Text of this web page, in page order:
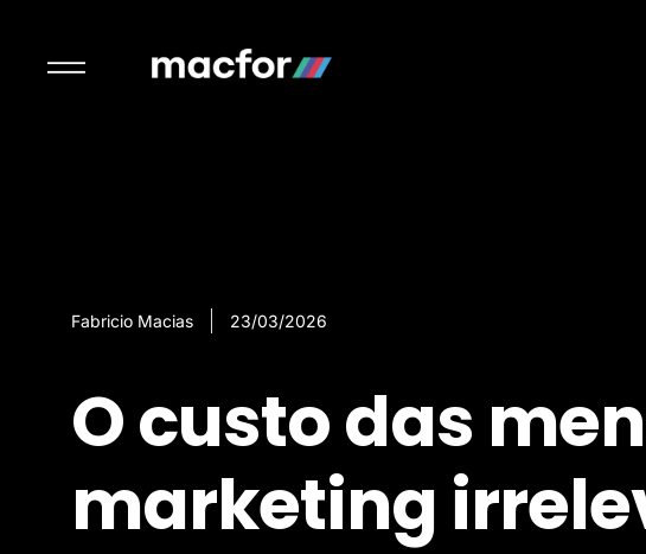
Fabricio Macias 23/03/2026
O custo das
marketing